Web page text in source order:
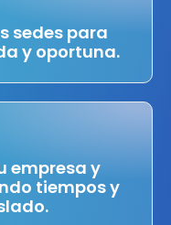
sedes para
y oportuna.
empresa y
tiempos y